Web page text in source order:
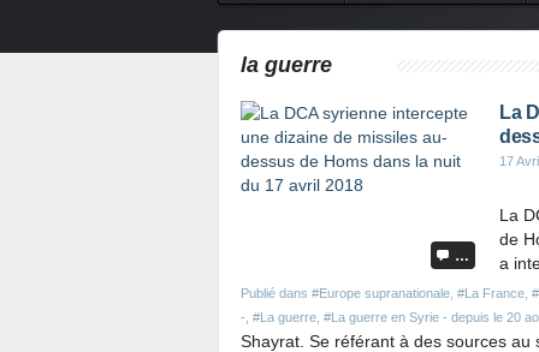
la guerre
…
La
17
Publié dans #Europe supranationale #La France
- #La guerre #La guerre en Syrie - depuis le 20
La
de
a
Shayrat. Se référant à des sources